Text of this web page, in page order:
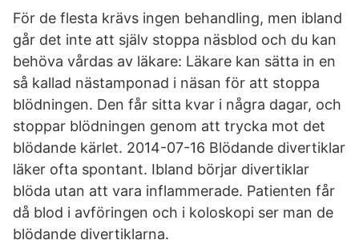
För de flesta krävs ingen behandling, men ibland
går det inte att själv stoppa näsblod och du kan
behöva vårdas av läkare: Läkare kan sätta in en
så kallad nästamponad i näsan för att stoppa
blödningen. Den får sitta kvar i några dagar, och
stoppar blödningen genom att trycka mot det
blödande kärlet. 2014-07-16 Blödande divertiklar
läker ofta spontant. Ibland börjar divertiklar
blöda utan att vara inflammerade. Patienten får
då blod i avföringen och i koloskopi ser man de
blödande divertiklarna.